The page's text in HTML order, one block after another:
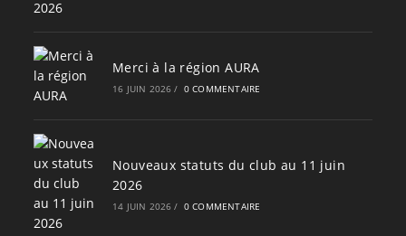
Merci à la région AURA
16 JUIN 2026 / 0 COMMENTAIRE
Nouveaux statuts du club au 11 juin
2026
14 JUIN 2026 / 0 COMMENTAIRE